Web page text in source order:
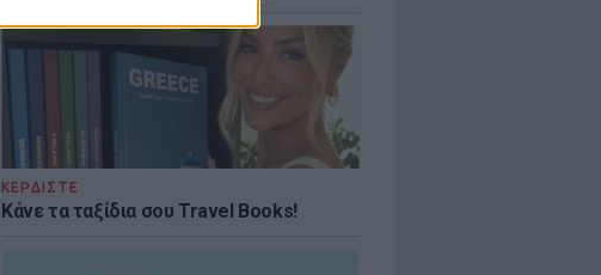
ΚΕΡΔΙΣΤΕ
Κάνε τα ταξίδια σου Travel Books!